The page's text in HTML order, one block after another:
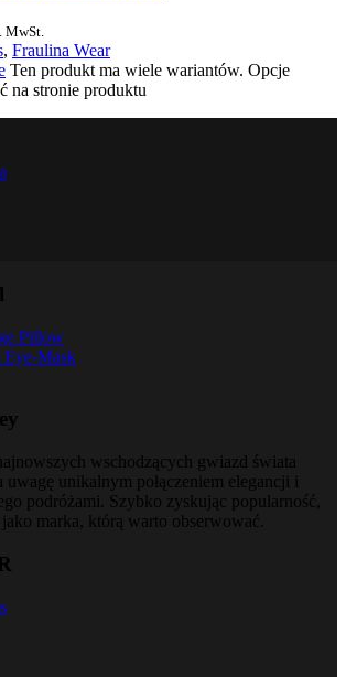
MwSt.
, Fraulina Wear
Ten produkt ma wiele wariantów. Opcje
na stronie produktu
Pillow
Eye-Mask
wschodzących gwiazd świata
uwagę unikalnym połączeniem elegancji i
podróżami. Szybko zyskując popularność,
marka, którą warto obserwować.